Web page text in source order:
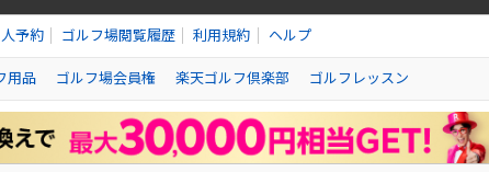
予約 ゴルフ場閲覧履歴 利用規約 ヘルプ
用品 ゴルフ場会員権 楽天ゴルフ倶楽部 ゴルフレッスン